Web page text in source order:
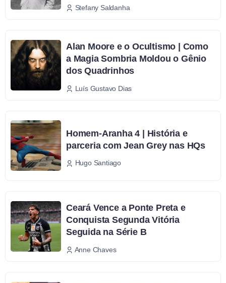
Stefany Saldanha
Alan Moore e o Ocultismo | Como
a Magia Sombria Moldou o Gênio
dos Quadrinhos
Luís Gustavo Dias
Homem-Aranha 4 | História e
parceria com Jean Grey nas HQs
Hugo Santiago
Ceará Vence a Ponte Preta e
Conquista Segunda Vitória
Seguida na Série B
Anne Chaves